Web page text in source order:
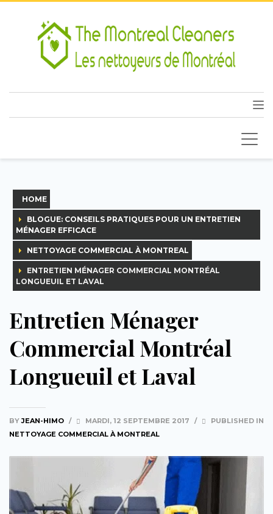
HOME
BLOGUE: CONSEILS PRATIQUES POUR UN ENTRETIEN
MÉNAGER EFFICACE
NETTOYAGE COMMERCIAL À MONTREAL
ENTRETIEN MÉNAGER COMMERCIAL MONTRÉAL
LONGUEUIL ET LAVAL
Entretien Ménager
Commercial Montréal
Longueuil et Laval
BYJEAN-HIMO / MARDI, 12 SEPTEMBRE 2017 /
PUBLISHED IN
NETTOYAGE COMMERCIAL À MONTREAL